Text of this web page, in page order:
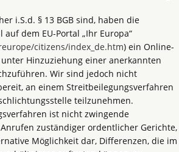
i.S.d. § 13 BGB sind, haben die
dem EU-Portal „Ihr Europa“
citizens/index_de.htm) ein Online-
Hinzuziehung einer anerkannten
Wir sind jedoch nicht
an einem Streitbeilegungsverfahren
teilzunehmen.
ist nicht zwingende
zuständiger ordentlicher Gerichte,
Möglichkeit dar, Differenzen, die im